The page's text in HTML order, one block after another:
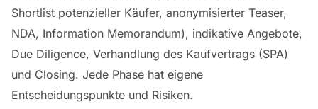
Shortlist potenzieller Käufer, anonymisierter Teaser,
NDA, Information Memorandum), indikative Angebote,
Due Diligence, Verhandlung des Kaufvertrags (SPA)
und Closing. Jede Phase hat eigene
Entscheidungspunkte und Risiken.